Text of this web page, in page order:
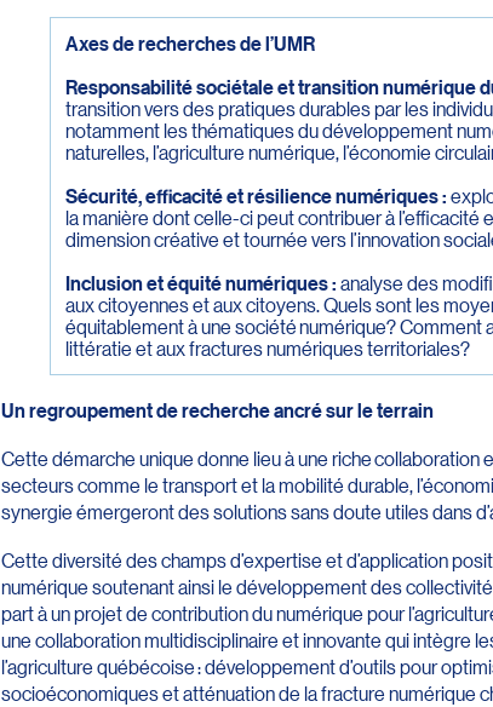
Axes de recherches de l’UMR
Responsabilité sociétale et transition numérique
transition vers des pratiques durables par les
notamment les thématiques du développement
naturelles, l’agriculture numérique, l’économie
Sécurité, efficacité et résilience numériques :
la manière dont celle-ci peut contribuer à
dimension créative et tournée vers l’innovation
Inclusion et équité numériques :analyse des
aux citoyennes et aux citoyens. Quels sont les
équitablement à une société numérique? Comment
littératie et aux fractures numériques territoriales?
Un regroupement de recherche ancré sur le terrain
Cette démarche unique donne lieu à une riche
secteurs comme le transport et la mobilité durable,
synergie émergeront des solutions sans doute utiles dans
Cette diversité des champs d’expertise et d’application
numérique soutenant ainsi le développement des
part à un projet de contribution du numérique pour
une collaboration multidisciplinaire et innovante qui intègre
l’agriculture québécoise : développement d’outils pour
socioéconomiques et atténuation de la fracture numérique